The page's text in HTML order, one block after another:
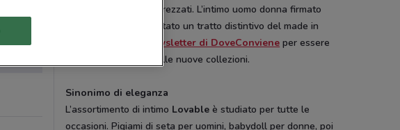
marchi italiani più apprezzati. L’intimo uomo donna firmato
Lovable è ormai diventato un tratto distintivo del made in
Iscriviti alla newsletter di DoveConviene per essere
sempre aggiornato sulle nuove collezioni.
Sinonimo di eleganza
L’assortimento di intimo Lovable è studiato per tutte le
occasioni. Pigiami di seta per uomini, babydoll per donne, poi